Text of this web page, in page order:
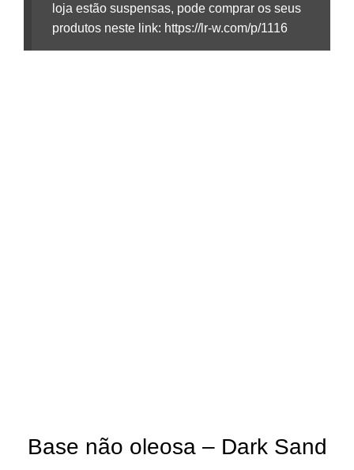
loja estão suspensas, pode comprar os seus
produtos neste link: https://lr-w.com/p/1116
Base não oleosa – Dark Sand